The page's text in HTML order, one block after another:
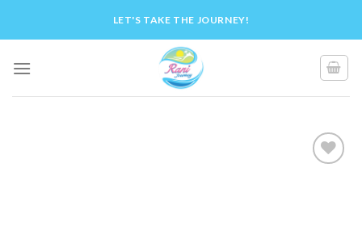
LET'S TAKE THE JOURNEY!